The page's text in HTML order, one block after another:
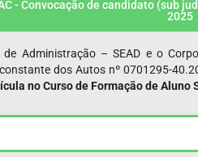
Administração – SEAD e o
dos Autos nº 0701295-
no Curso de Formação deAluno
- Convocação de candidato (sub
2025